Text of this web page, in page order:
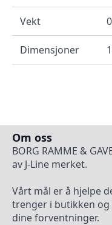
Vekt
Dimensjoner
Om oss
BORG RAMME &
av J-Line merket.
Vårt mål er å hjelpe
trenger i butikken
dine forventninger.